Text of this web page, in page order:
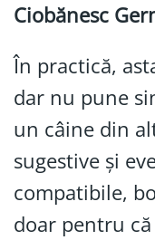
Ciobănesc
În practică,
dar nu pune
un câine din
sugestive și
compatibile,
doar pentru că